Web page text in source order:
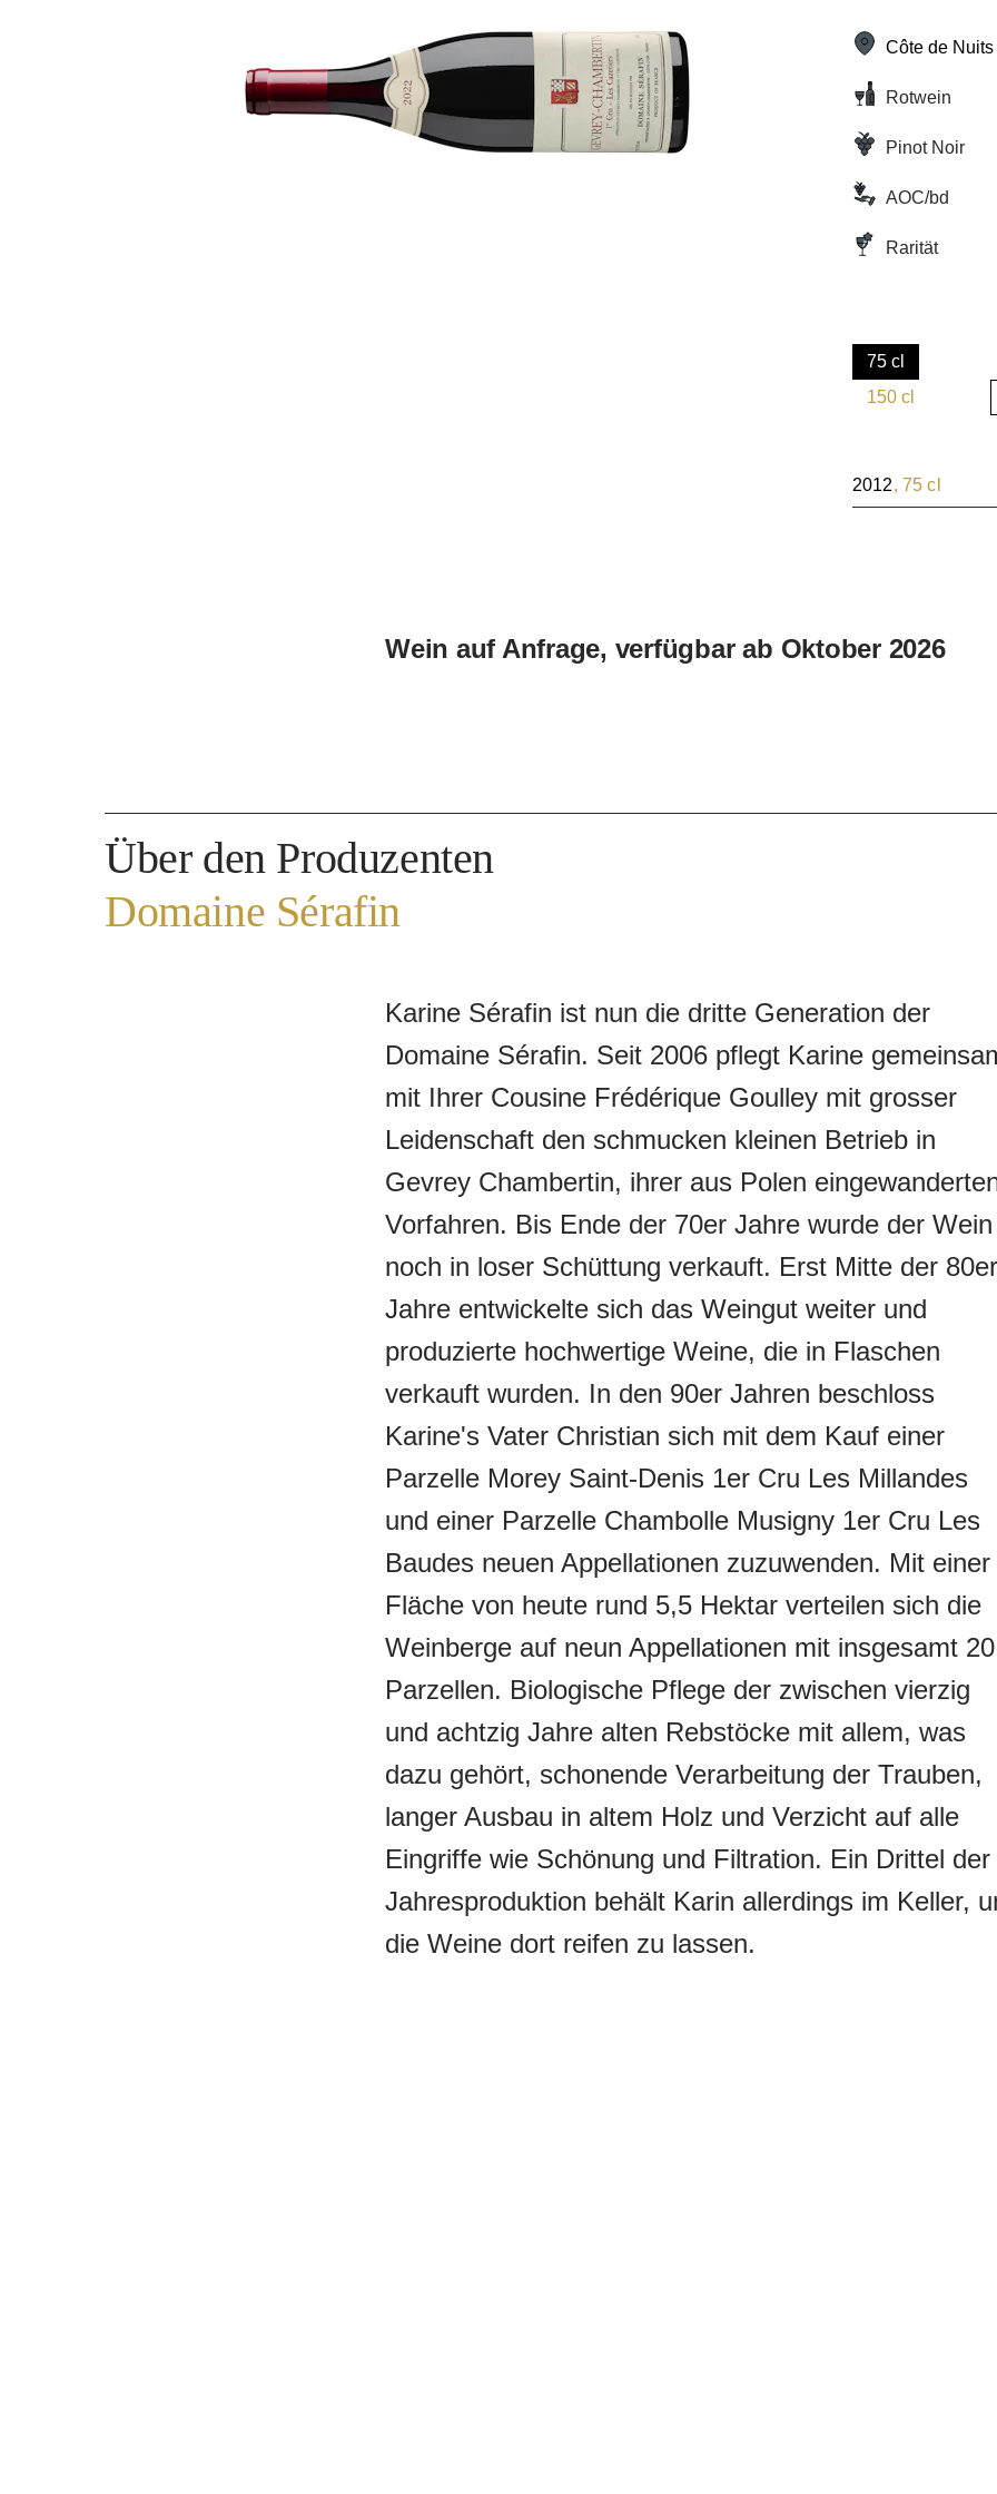
Côte de Nuits
Rotwein
Pinot Noir
AOC/bd
Rarität
75 cl
150 cl
(Diese Option
2012, 75 cl
Wein auf Anfrage, verfügbar ab Oktober 2026
Über den Produzenten
Domaine Sérafin
Karine Sérafin ist nun die dritte Generation der
Domaine Sérafin. Seit 2006 pflegt Karine
mit Ihrer Cousine Frédérique Goulley mit grosser
Leidenschaft den schmucken kleinen Betrieb in
Gevrey Chambertin, ihrer aus Polen
Vorfahren. Bis Ende der 70er Jahre wurde der Wein
noch in loser Schüttung verkauft. Erst Mitte der 80er
Jahre entwickelte sich das Weingut weiter und
produzierte hochwertige Weine, die in Flaschen
verkauft wurden. In den 90er Jahren beschloss
Karine's Vater Christian sich mit dem Kauf einer
Parzelle Morey Saint-Denis 1er Cru Les Millandes
und einer Parzelle Chambolle Musigny 1er Cru Les
Baudes neuen Appellationen zuzuwenden. Mit einer
Fläche von heute rund 5,5 Hektar verteilen sich die
Weinberge auf neun Appellationen mit insgesamt 20
Parzellen. Biologische Pflege der zwischen vierzig
und achtzig Jahre alten Rebstöcke mit allem, was
dazu gehört, schonende Verarbeitung der Trauben,
langer Ausbau in altem Holz und Verzicht auf alle
Eingriffe wie Schönung und Filtration. Ein Drittel der
Jahresproduktion behält Karin allerdings im Keller,
die Weine dort reifen zu lassen.